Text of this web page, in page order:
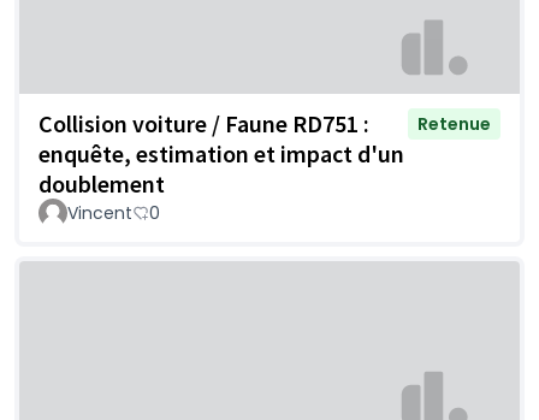
Collision voiture / Faune RD751 :
enquête, estimation et impact d'un
doublement
Retenue
Vincent 0